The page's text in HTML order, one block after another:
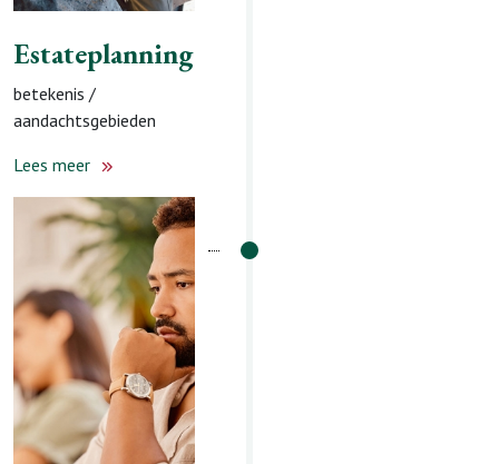
Estateplanning
betekenis /
aandachtsgebieden
Lees meer